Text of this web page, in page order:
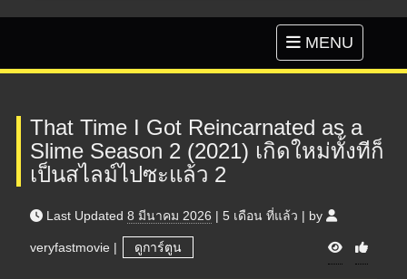
Toggle
navigation
MENU
That Time I Got Reincarnated as a
Slime Season 2 (2021) เกิดใหม่ทั้งทีก็
เป็นสไลม์ไปซะแล้ว 2
Last Updated 8 มีนาคม 2026 | 5 เดือน ที่แล้ว | by
veryfastmovie | ดูการ์ตูน V